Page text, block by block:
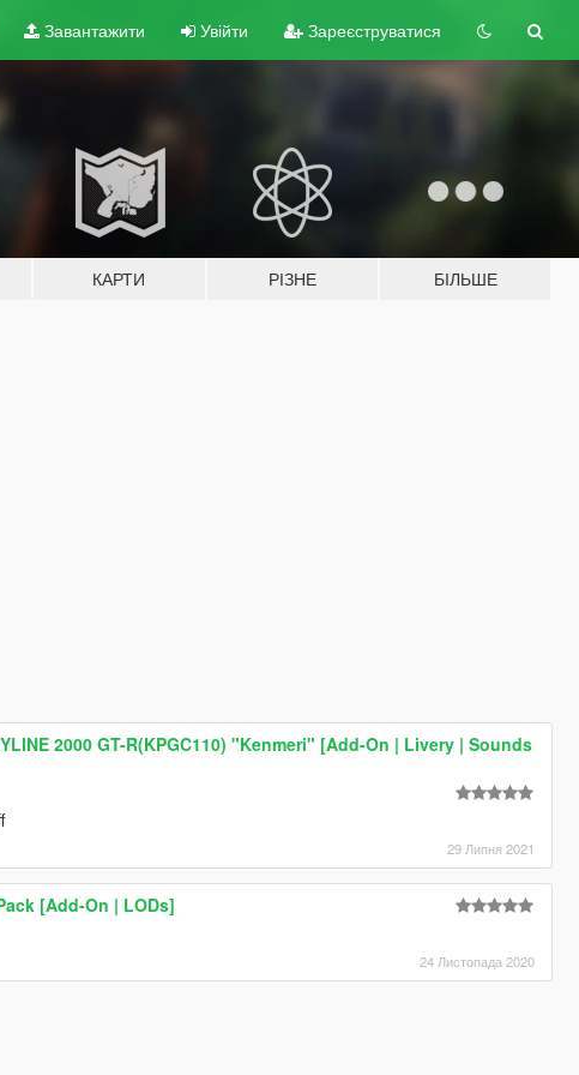
Завантажити Увійти Зареєструватися
КАРТИ РІЗНЕ БІЛЬШЕ
2000 GT-R(KPGC110) "Kenmeri" [Add-On | Livery | Sounds
29 Липня 2021
[Add-On | LODs]
24 Листопада 2020